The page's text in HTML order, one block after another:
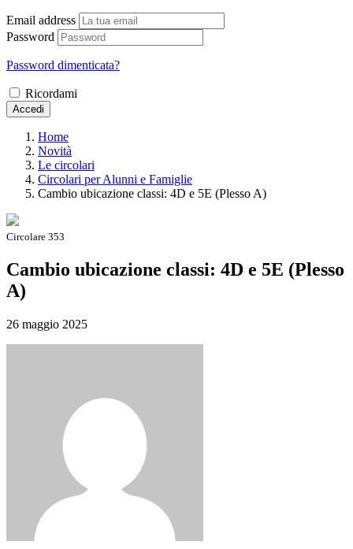
Email address
Password
Password dimenticata?
Ricordami
Accedi
Home
Novità
Le circolari
Circolari per Alunni e Famiglie
Cambio ubicazione classi: 4D e 5E (Plesso A)
Circolare 353
Cambio ubicazione classi: 4D e 5E (Plesso
A)
26 maggio 2025